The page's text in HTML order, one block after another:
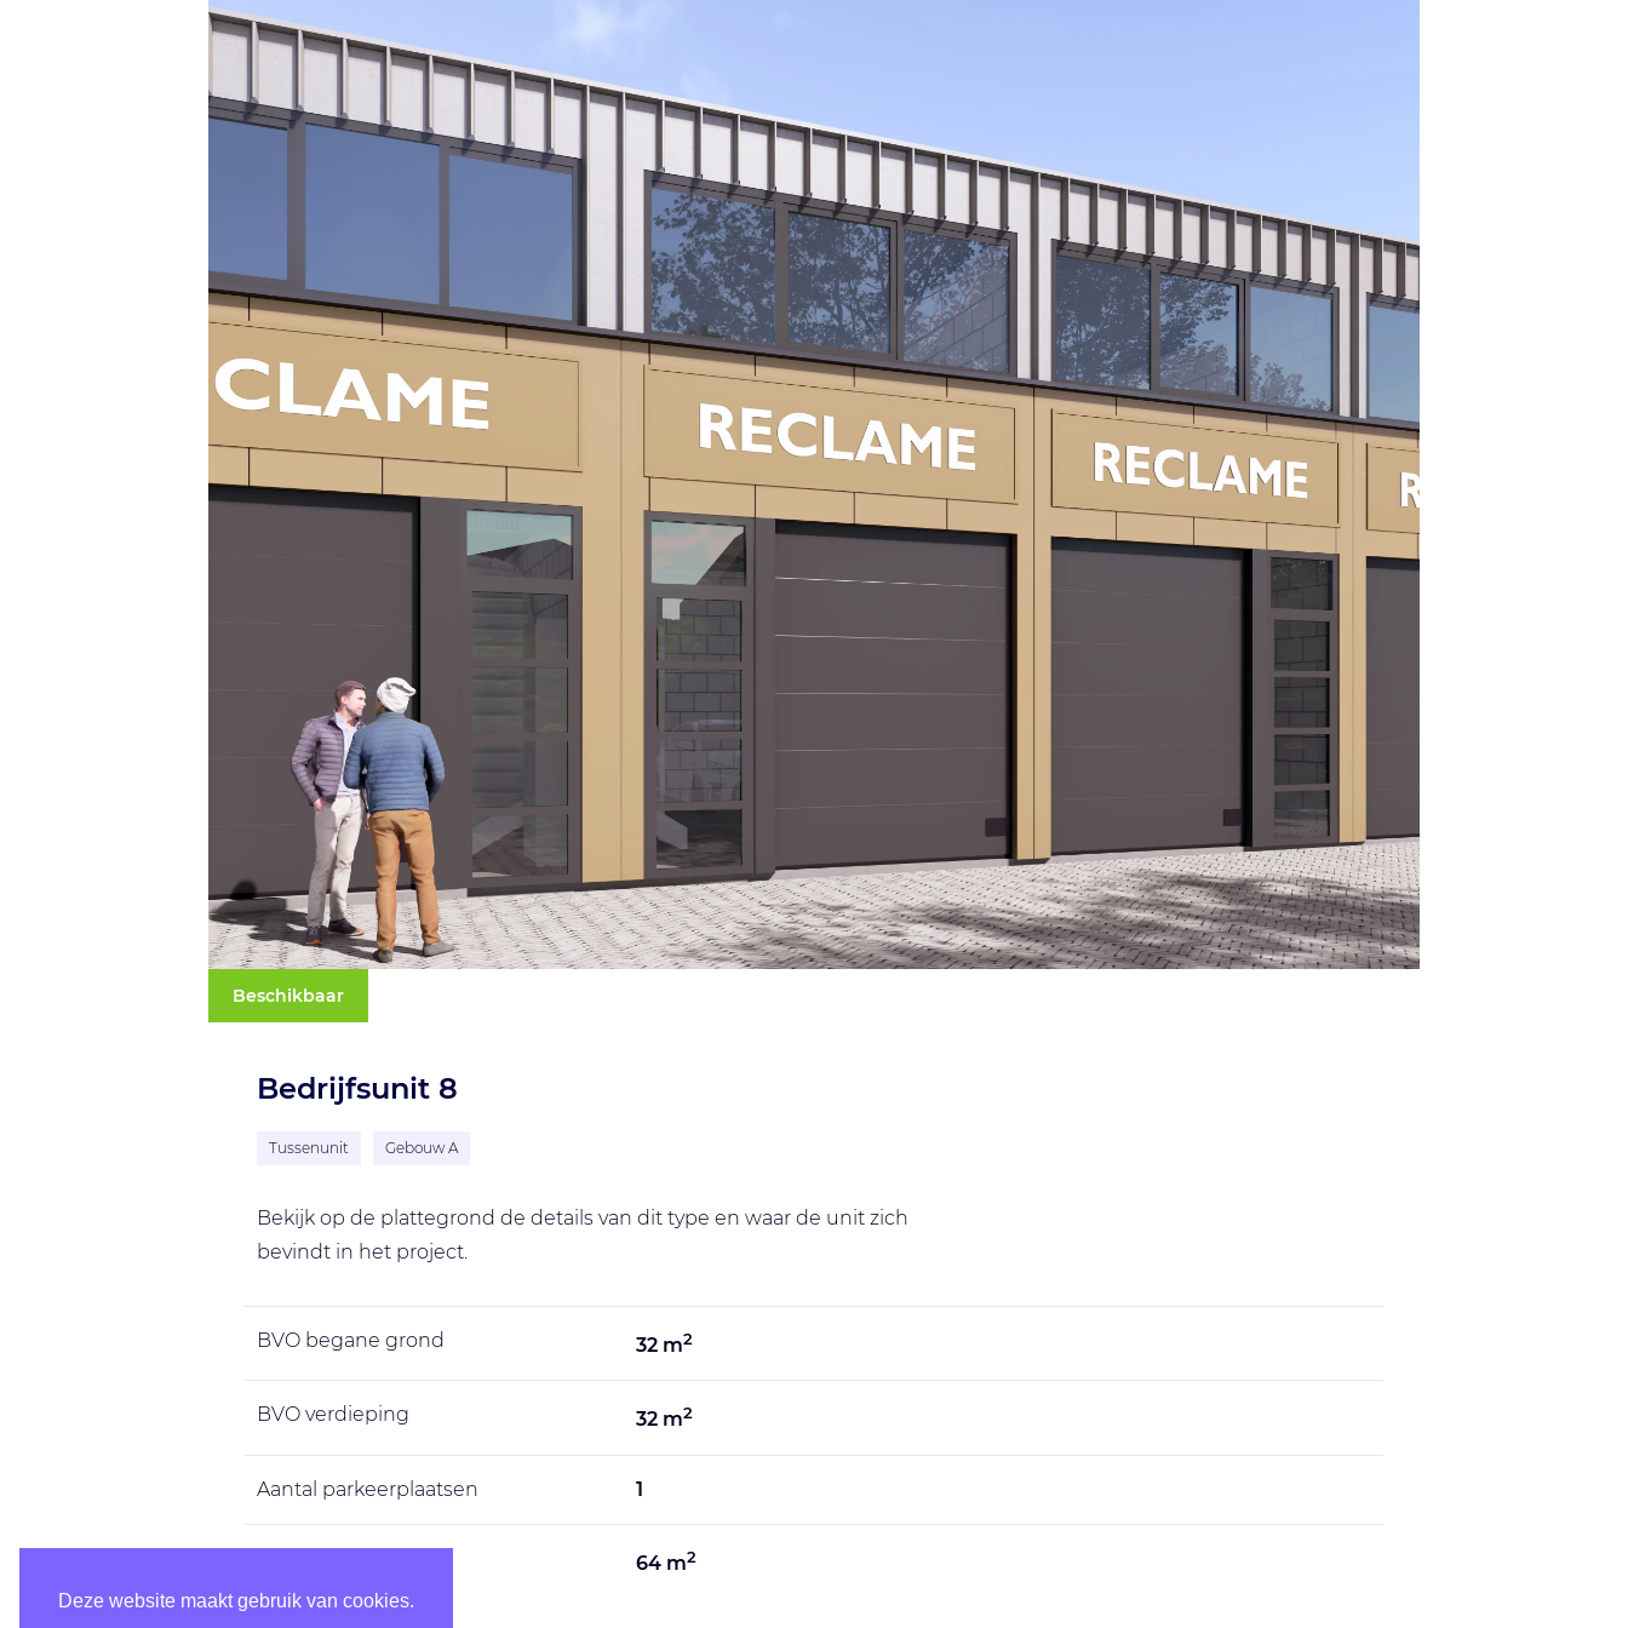
Deze website maakt gebruik van cookies.
Beschikbaar
Bedrijfsunit 8
Tussenunit Gebouw A
Bekijk op de plattegrond de details van dit type en waar de unit zich
bevindt in het project.
BVO begane grond 32 m2
BVO verdieping 32 m2
Aantal parkeerplaatsen 1
64 m2